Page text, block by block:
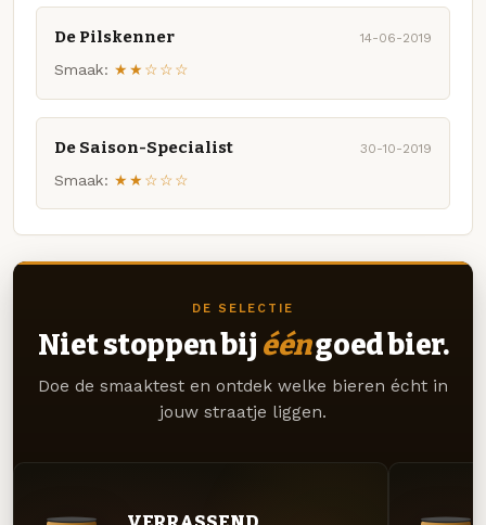
De Pilskenner 14-06-2019
Smaak: ★★☆☆☆
De Saison-Specialist 30-10-2019
Smaak: ★★☆☆☆
DE SELECTIE
Niet stoppen bij ééngoed bier.
Doe de smaaktest en ontdek welke bieren écht in
jouw straatje liggen.